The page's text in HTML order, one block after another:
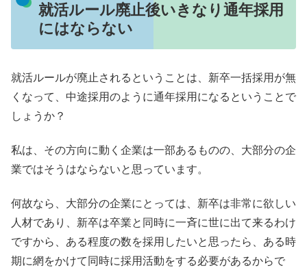
就活ルール廃止後いきなり通年採用
にはならない
就活ルールが廃止されるということは、新卒一括採用が無
くなって、中途採用のように通年採用になるということで
しょうか？
私は、その方向に動く企業は一部あるものの、大部分の企
業ではそうはならないと思っています。
何故なら、大部分の企業にとっては、新卒は非常に欲しい
人材であり、新卒は卒業と同時に一斉に世に出て来るわけ
ですから、ある程度の数を採用したいと思ったら、ある時
期に網をかけて同時に採用活動をする必要があるからで